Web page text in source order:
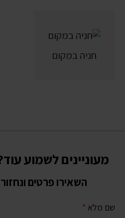
חניה במקום
מעוניינים לשמוע
השאירו פרטים
שם מלא *